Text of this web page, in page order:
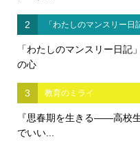
2 「わたしのマンスリー日
「わたしのマンスリー日
の心
3 教育のミライ
『思春期を生きる――高校
でいい...